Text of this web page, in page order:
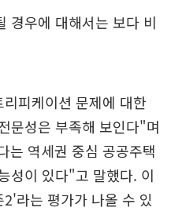
경우에 대해서는 보다 비
피케이션 문제에 대한
문성은 부족해 보인다"며
는 역세권 중심 공공주택
성이 있다"고 말했다. 이
라는 평가가 나올 수 있